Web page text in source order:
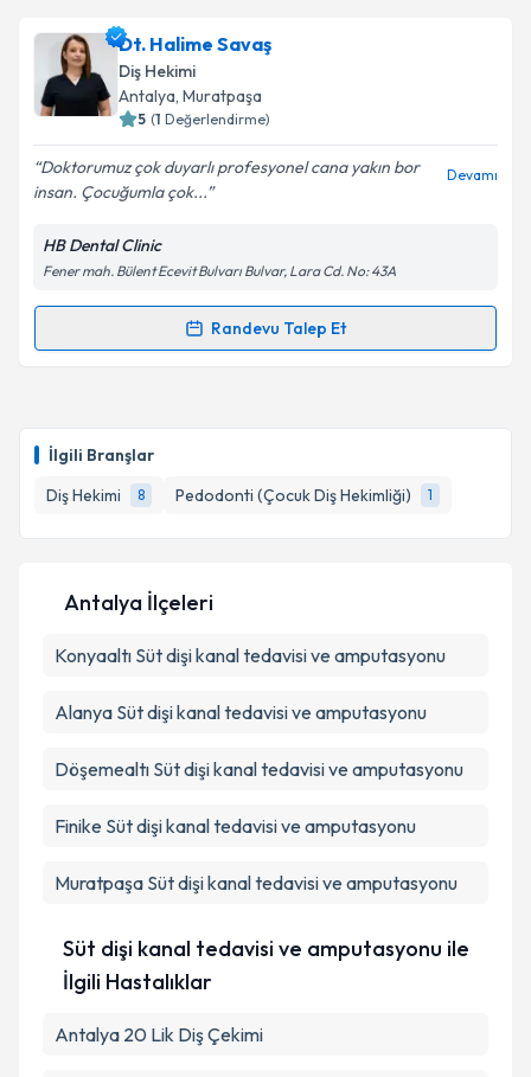
İlgili Branşlar
Diş Hekimi
8 Pedodonti (Çocuk Diş Hekimliği) 1
Dt. Vaida Hatipoğluiçin randevu takvimi talebi
oluşturun. Size bu uzmandan randevu almanız için bir
takvim hazırlandığında e-posta ile bilgilendireceğiz.
Kişisel verilerimin işlenmesine ilişkin
Metni'ni okudum ve kişisel verilerimin belirtilen
kapsamda işlenmesini kabul ediyorum.
Dt. Halime Savaş
Diş Hekimi
Antalya, Muratpaşa
5 (1 Değerlendirme)
Doktorumuz çok duyarlı profesyonel cana yakın bor
insan. Çocuğumla çok...
Devamı
HB Dental Clinic
Fener mah. Bülent Ecevit Bulvarı Bulvar, Lara Cd. No: 43A
Randevu Talep Et
Randevu Takvimi Talebi
takvim hazırlandığında e-posta ile bilgilendireceğiz.
E-posta Adresiniz
Metni'ni okudum ve kişisel verilerimin belirtilen
Antalya İlçeleri
Konyaaltı Süt dişi kanal tedavisi ve amputasyonu
Alanya Süt dişi kanal tedavisi ve amputasyonu
Döşemealtı Süt dişi kanal tedavisi ve amputasyonu
Finike Süt dişi kanal tedavisi ve amputasyonu
Muratpaşa Süt dişi kanal tedavisi ve amputasyonu
Süt dişi kanal tedavisi ve amputasyonu ile
İlgili Hastalıklar
Antalya 20 Lik Diş Çekimi